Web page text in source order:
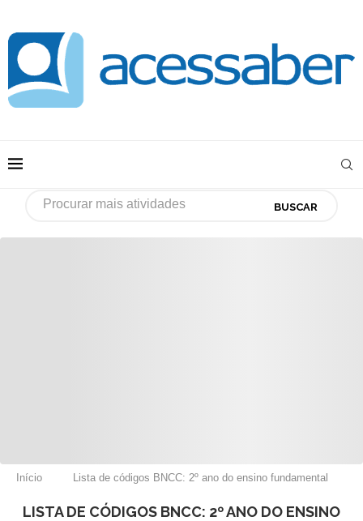
BUSCAR
Início Lista de códigos BNCC: 2º ano do ensino fundamental
LISTA DE CÓDIGOS BNCC: 2º ANO DO ENSINO